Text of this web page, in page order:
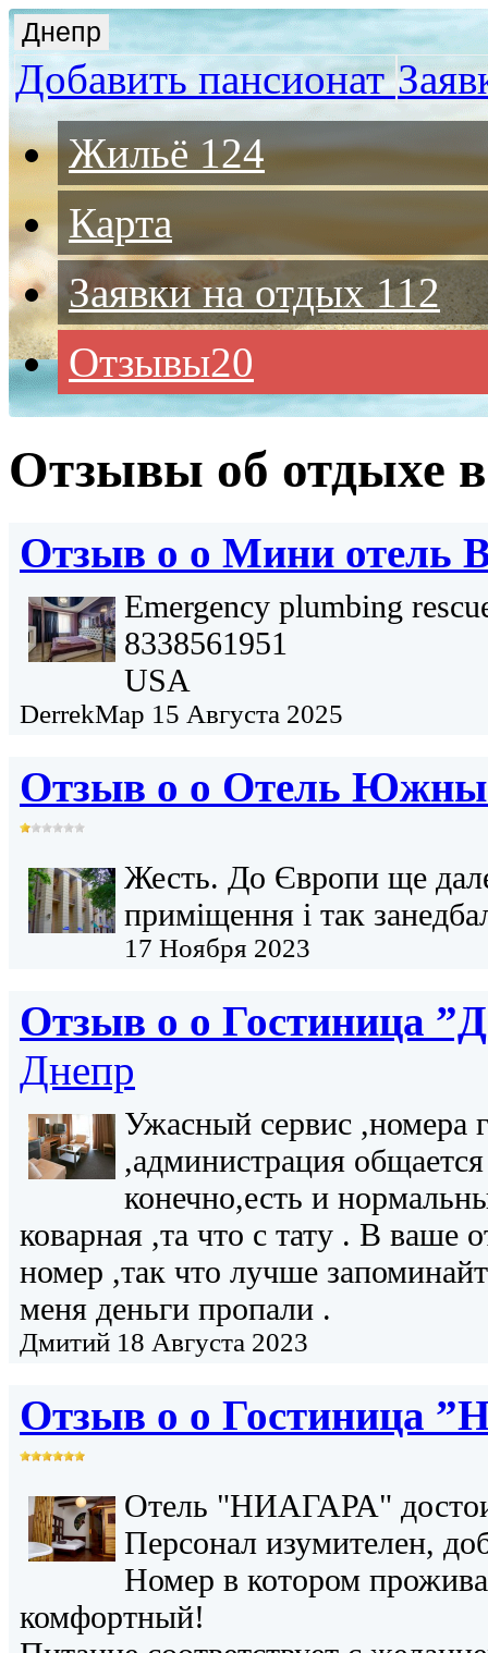
Днепр
Добавить пансионат
Жильё124
Карта
Заявки на отдых112
Отзывы20
Отзывы об отдыхе
Отзыв о о Мини отель
Emergency plumbing
8338561951
USA
DerrekMap 15 Августа 2025
Отзыв о о Отель
Жесть. До Європи ще
приміщення і так
17 Ноября 2023
Отзыв о о Гостиница
Днепр
Ужасный сервис ,номера
,администрация
конечно,есть и
коварная ,та что с тату . В ваше
номер ,так что лучше
меня деньги пропали .
Дмитий 18 Августа 2023
Отзыв о о Гостиница
Отель "НИАГАРА"
Персонал изумителен,
Номер в котором
комфортный!